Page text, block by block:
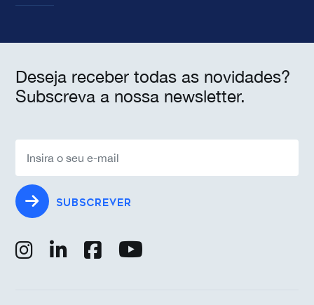
Deseja receber todas as novidades?
Subscreva a nossa newsletter.
SUBSCREVER